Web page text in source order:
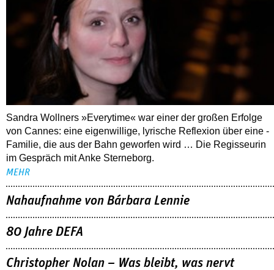
Interview mit Sandra Wollner
Sandra Wollners »Everytime« war einer der großen Erfolge
Familie, die aus der Bahn geworfen wird … Die Regisseurin
im Gespräch mit Anke Sterneborg.
MEHR